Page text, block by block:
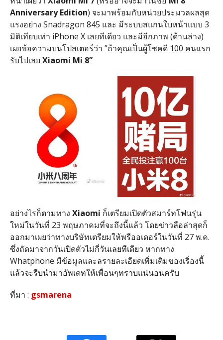
Anniversary Edition) จะมาพร้อมกับหน่วยประมวลผลสุด
แรงอย่าง Snadragon 845 และ มีระบบสแกนใบหน้าแบบ 3
มิติเทียบเท่า iPhone X เลยทีเดียว และมีอีกภาพ (ด้านล่าง)
เผยข้อความบนโปสเตอร์ว่า ”ถ้าคุณเป็นผู้โชคดี 100 คนแรก
รับไปเลย Xiaomi Mi 8”
อย่างไรก็ตามทาง Xiaomi ก็เตรียมเปิดตัวสมาร์ทโฟนรุ่น
ใหม่ในวันที่ 23 พฤษภาคมที่จะถึงนี้แล้ว โดยข่าวลือล่าสุดก็
ออกมาเผยว่าทางบริษัทเตรียมให้พรีออเดอร์ในวันที่ 27 พ.ค.
ซึ่งถัดมาจากวันเปิดตัวไม่กี่วันเลยทีเดียว หากทาง
Whatphone มีข้อมูลและลรายละเอียดเพิ่มเติมของเริ่องนี้
แล้วจะรีบนำมาอัพเดทให้เพื่อนๆทราบแน่นอนครับ
ที่มา : gsmarena